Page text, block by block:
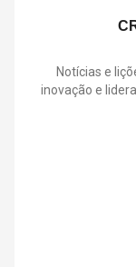
Notícias e
inovação e